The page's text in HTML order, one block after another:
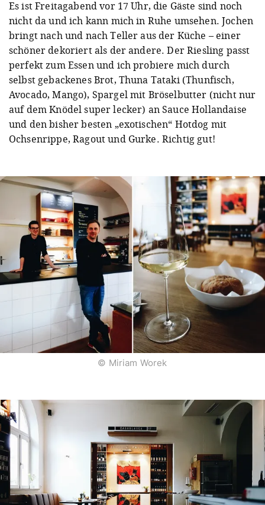
Es ist Freitagabend vor 17 Uhr, die Gäste sind noch
nicht da und ich kann mich in Ruhe umsehen. Jochen
bringt nach und nach Teller aus der Küche – einer
schöner dekoriert als der andere. Der Riesling passt
perfekt zum Essen und ich probiere mich durch
selbst gebackenes Brot, Thuna Tataki (Thunfisch,
Avocado, Mango), Spargel mit Bröselbutter (nicht nur
auf dem Knödel super lecker) an Sauce Hollandaise
und den bisher besten „exotischen“ Hotdog mit
Ochsenrippe, Ragout und Gurke. Richtig gut!
© Miriam Worek